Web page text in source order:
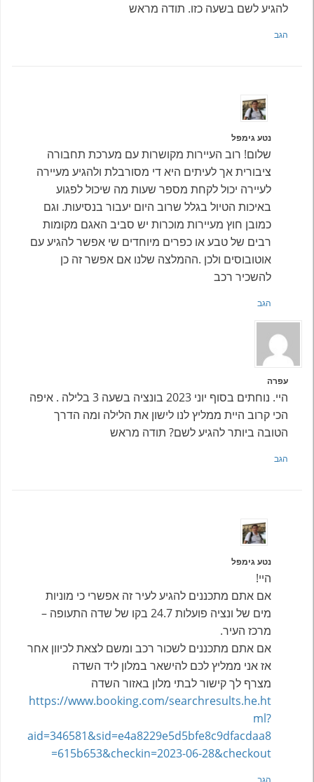
להגיע לשם בשעה כזו. תודה מראש
הגב
נטע גימפל
שלום! רוב העיירות מקושרות עם מערכת תחבורה
ציבורית אך לעיתים היא די מסורבלת ולהגיע מעיירה
לעיירה יכול לקחת מספר שעות מה שיכול לפגוע
באיכות הטיול בגלל שרוב היום יעבור בנסיעות. וגם
כמובן חוץ מעיירות מוכרות יש סביב האגם מקומות
רבים של טבע או כפרים מיוחדים שי אפשר להגיע עם
אוטובוסים ולכן .ההמלצה שלנו אם אפשר זה כן
להשכיר רכב
הגב
עפרה
היי. נוחתים בסוף יוני 2023 בונציה בשעה 3 בלילה . איפה
הכי קרוב היית ממליץ לנו לישון את הלילה ומה הדרך
הטובה ביותר להגיע לשם? תודה מראש
הגב
נטע גימפל
היי!
אם אתם מתכננים להגיע לעיר זה אפשרי כי מוניות
מים של ונציה פועלות 24.7 בקו של שדה התעופה –
מרכז העיר.
אם אתם מתכננים לשכור רכב ומשם לצאת לכיוון אחר
אז אני ממליץ לכם להישאר במלון ליד השדה
מצרף לך קישור לבתי מלון באזור השדה
https://www.booking.com/searchresults.he.ht
ml?
aid=346581&sid=e4a8229e5d5bfe8c9dfacdaa8
615b653&checkin=2023-06-28&checkout=
הגב